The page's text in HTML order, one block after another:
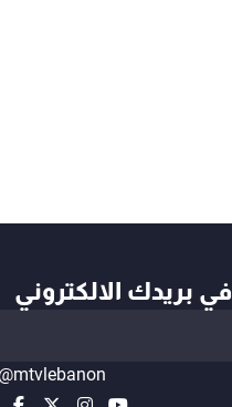
بريدك الالكتروني
@mtvlebanon